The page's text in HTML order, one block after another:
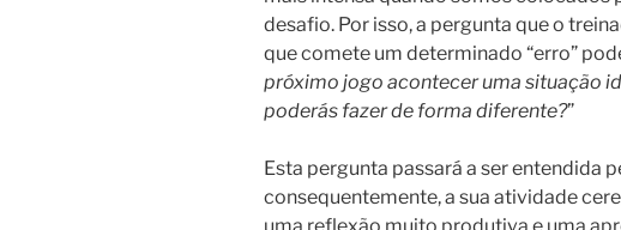
desafio. Por isso, a pergunta que o
que comete um determinado “erro”
próximo jogo acontecer uma situação
poderás fazer de forma diferente?”
Esta pergunta passará a ser entendida
consequentemente, a sua atividade